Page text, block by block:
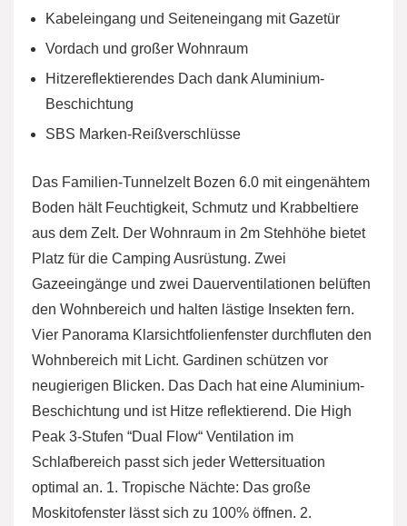
Kabeleingang und Seiteneingang mit Gazetür
Vordach und großer Wohnraum
Hitzereflektierendes Dach dank Aluminium-
Beschichtung
SBS Marken-Reißverschlüsse
Das Familien-Tunnelzelt Bozen 6.0 mit eingenähtem
Boden hält Feuchtigkeit, Schmutz und Krabbeltiere
aus dem Zelt. Der Wohnraum in 2m Stehhöhe bietet
Platz für die Camping Ausrüstung. Zwei
Gazeeingänge und zwei Dauerventilationen belüften
den Wohnbereich und halten lästige Insekten fern.
Vier Panorama Klarsichtfolienfenster durchfluten den
Wohnbereich mit Licht. Gardinen schützen vor
neugierigen Blicken. Das Dach hat eine Aluminium-
Beschichtung und ist Hitze reflektierend. Die High
Peak 3-Stufen “Dual Flow“ Ventilation im
Schlafbereich passt sich jeder Wettersituation
optimal an. 1. Tropische Nächte: Das große
Moskitofenster lässt sich zu 100% öffnen. 2.